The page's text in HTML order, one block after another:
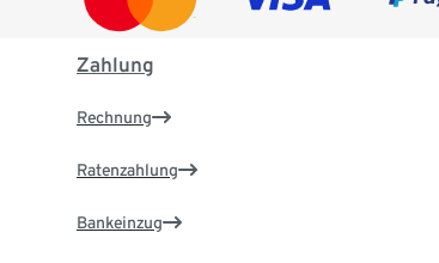
Zahlung
Rechnung
Ratenzahlung
Bankeinzug